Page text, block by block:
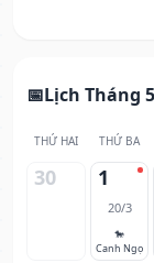
Lịch Tháng
THỨ HAI THỨ BA
30 1
20/3
🐎
Canh Ngọ